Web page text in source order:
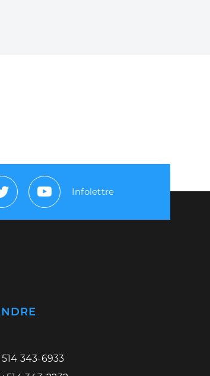
TwitterYoutube
Infolettre
343-6933